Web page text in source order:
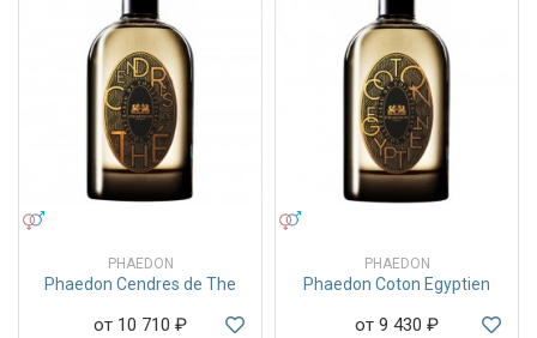
PHAEDON
Phaedon Cendres de The
от 10 710 ₽
PHAEDON
Phaedon Coton Egyptien
от 9 430 ₽